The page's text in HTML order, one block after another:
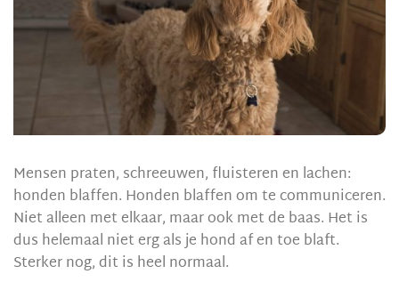
Mensen praten, schreeuwen, fluisteren en lachen:
honden blaffen. Honden blaffen om te communiceren.
Niet alleen met elkaar, maar ook met de baas. Het is
dus helemaal niet erg als je hond af en toe blaft.
Sterker nog, dit is heel normaal.